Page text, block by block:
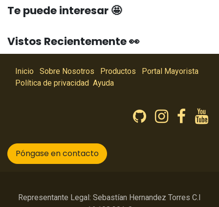
Te puede interesar 🤩
Vistos Recientemente 👀
Inicio Sobre Nosotros Productos
Portal Mayorista
Política de privacidad Ayuda
Póngase en contacto
Representante Legal: Sebastían Hernandez Torres C.I